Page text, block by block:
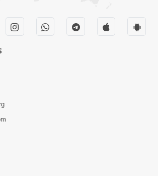
ગુરુજીની મરજીમાં રહ્યા |
Journey